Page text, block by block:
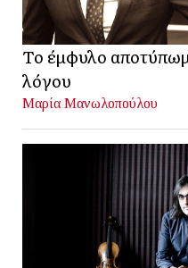
Το έμφυλο
λόγου
Μαρία Μανωλοπούλου